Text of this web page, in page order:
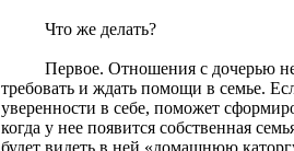
Что же делать?
Первое. Отношения с дочерью
требовать и ждать помощи в семье.
уверенности в себе, поможет
когда у нее появится собственная
будет видеть в ней «домашнюю